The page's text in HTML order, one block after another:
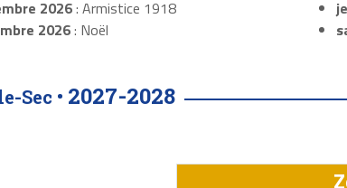
2026: Armistice 1918
2026: Noël
Sec • 2027-2028